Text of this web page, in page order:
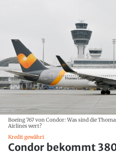
Boeing 767 von Condor: Was sind die
Airlines wert?
Kredit gewährt
Condor bekommt